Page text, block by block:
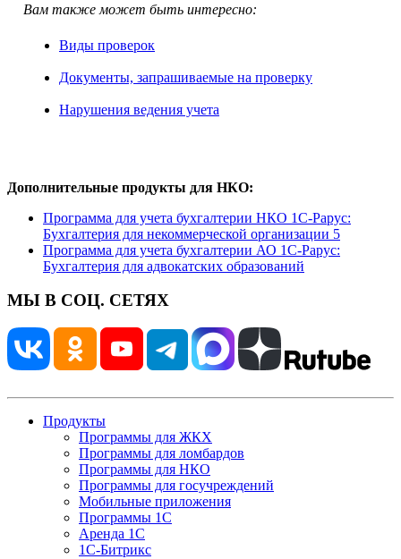
Вам также может быть интересно:
Виды проверок
Документы, запрашиваемые на проверку
Нарушения ведения учета
Дополнительные продукты для НКО:
Программа для учета бухгалтерии НКО 1С-Рарус:
Бухгалтерия для некоммерческой организации 5
Программа для учета бухгалтерии АО 1С-Рарус:
Бухгалтерия для адвокатских образований
МЫ В СОЦ. СЕТЯХ
Продукты
Программы для ЖКХ
Программы для ломбардов
Программы для НКО
Программы для госучреждений
Мобильные приложения
Программы 1С
Аренда 1С
1С-Битрикс